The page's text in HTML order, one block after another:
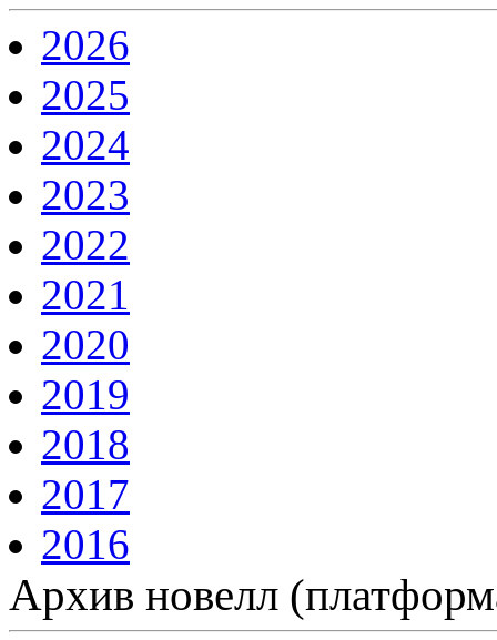
2026
2025
2024
2023
2022
2021
2020
2019
2018
2017
2016
Архив новелл